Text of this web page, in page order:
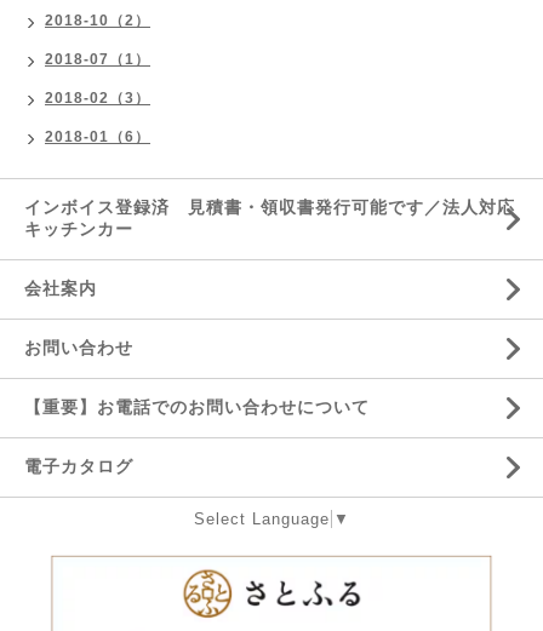
2018-10（2）
2018-07（1）
2018-02（3）
2018-01（6）
インボイス登録済 見積書・領収書発行可能です／法人対応
キッチンカー
会社案内
お問い合わせ
【重要】お電話でのお問い合わせについて
電子カタログ
Select Language ▼